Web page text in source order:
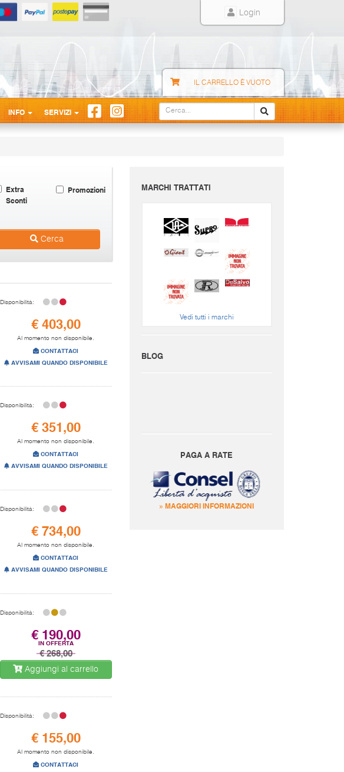
Login
IL CARRELLO È VUOTO
INFO SERVIZI
Extra
Sconti
Promozioni
Cerca
Disponibilità:
€ 403,00
Al momento non disponibile.
CONTATTACI
AVVISAMI QUANDO DISPONIBILE
Disponibilità:
€ 351,00
Al momento non disponibile.
CONTATTACI
AVVISAMI QUANDO DISPONIBILE
Disponibilità:
€ 734,00
Al momento non disponibile.
CONTATTACI
AVVISAMI QUANDO DISPONIBILE
Disponibilità:
€ 190,00
€ 268,00
Aggiungi al carrello
Disponibilità:
€ 155,00
Al momento non disponibile.
CONTATTACI
MARCHI TRATTATI
Vedi tutti i marchi
BLOG
PAGA A RATE
» MAGGIORI INFORMAZIONI